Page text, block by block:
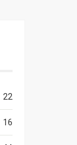
22
16